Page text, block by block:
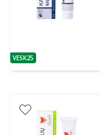
patarimas
VESK25